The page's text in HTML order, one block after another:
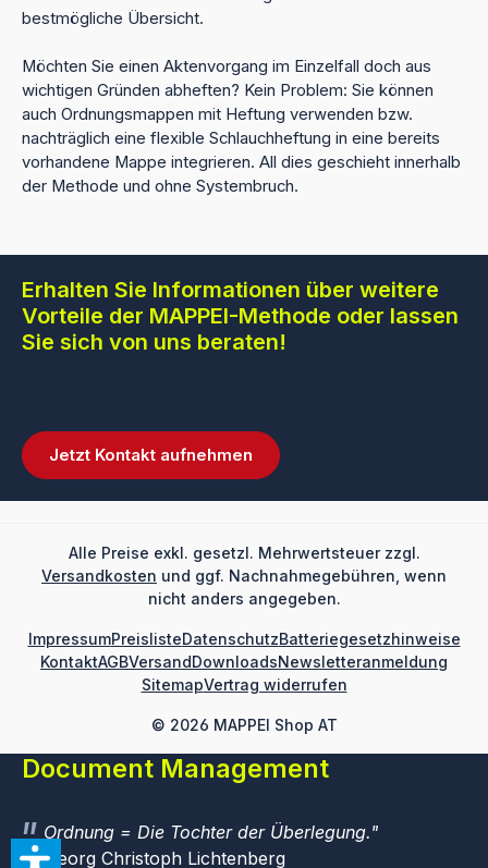
bestmögliche Übersicht.
Möchten Sie einen Aktenvorgang im Einzelfall doch aus
wichtigen Gründen abheften? Kein Problem: Sie können
auch Ordnungsmappen mit Heftung verwenden bzw.
nachträglich eine flexible Schlauchheftung in eine bereits
vorhandene Mappe integrieren. All dies geschieht innerhalb
der Methode und ohne Systembruch.
Erhalten Sie Informationen über weitere
Vorteile der MAPPEI-Methode oder lassen
Sie sich von uns beraten!
Jetzt Kontakt aufnehmen
Alle Preise exkl. gesetzl. Mehrwertsteuer zzgl.
Versandkosten und ggf. Nachnahmegebühren, wenn
nicht anders angegeben.
© 2026 MAPPEI Shop AT
ImpressumPreislisteDatenschutzBatteriegesetzhinweise
KontaktAGBVersandDownloadsNewsletteranmeldung
SitemapVertrag widerrufen
Document Management
Ordnung = Die Tochter der Überlegung.
Georg Christoph Lichtenberg